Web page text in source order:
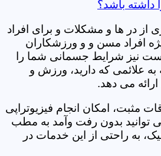
داشته باشد؟
از در ها و مشکلات و برای افراد
افراد مسن و و ورزشکاران
نیز شرایط جسمانی شما را
علائمی که دارید، ورزش و
می دهد.
مثبت، امکان انجام فیزیوتراپی
بدون رفت وآمد به مطب
به راحتی از این خدمات در